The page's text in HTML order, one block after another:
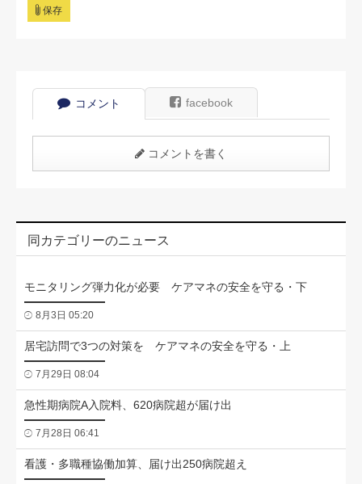
保存
コメント facebook
コメントを書く
同カテゴリーのニュース
モニタリング弾力化が必要 ケアマネの安全を守る・下
8月3日 05:20
居宅訪問で3つの対策を ケアマネの安全を守る・上
7月29日 08:04
急性期病院A入院料、620病院超が届け出
7月28日 06:41
看護・多職種協働加算、届け出250病院超え